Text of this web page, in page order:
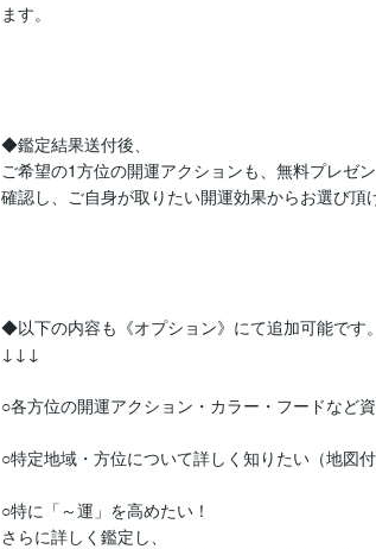
ます。
◆鑑定結果送付後、
ご希望の1方位の開運アクションも、無料プレゼ
確認し、ご自身が取りたい開運効果からお選び頂
◆以下の内容も《オプション》にて追加可能です。
↓↓↓
○各方位の開運アクション・カラー・フードなど
○特定地域・方位について詳しく知りたい（地図付
○特に「～運」を高めたい！
さらに詳しく鑑定し、